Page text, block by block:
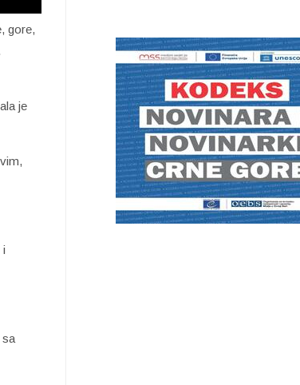
gore,
je
i
sa